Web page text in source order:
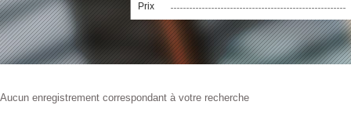
Prix
Aucun enregistrement correspondant à votre recherche